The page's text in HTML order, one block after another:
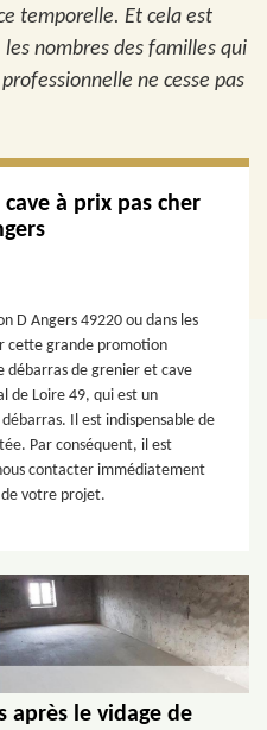
temporelle. Et cela est
les nombres des familles qui
ne cesse pas
à prix pas cher
D Angers 49220 ou dans les
cette grande promotion
débarras de grenier et cave
de Loire 49, qui est un
Il est indispensable de
Par conséquent, il est
contacter immédiatement
votre projet.
après le vidage de